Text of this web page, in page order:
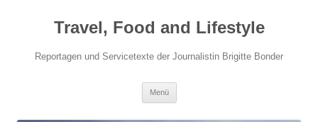
Travel, Food and Lifestyle
Reportagen und Servicetexte der Journalistin Brigitte Bonder
Menü